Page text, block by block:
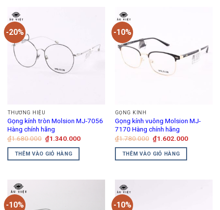
này
có
nhiều
biến
thể.
Các
được
chọn
trên
trang
sản
-20%
THƯƠNG HIỆU
Gọng kính tròn Molsion MJ-7056
Hàng chính hãng
₫1.680.000 Giá
gốc
là:
₫1.680.000.
₫1.340.000Giá
THÊM VÀO GIỎ HÀNG
-10%
GỌNG KÍNH
Gọng kính vuông Molsion MJ-
7170 Hàng chính hãng
₫1.780.000 Giá
gốc
là:
₫1.780.000.
₫1.602.000Giá
THÊM VÀO GIỎ HÀNG
-10% -10%